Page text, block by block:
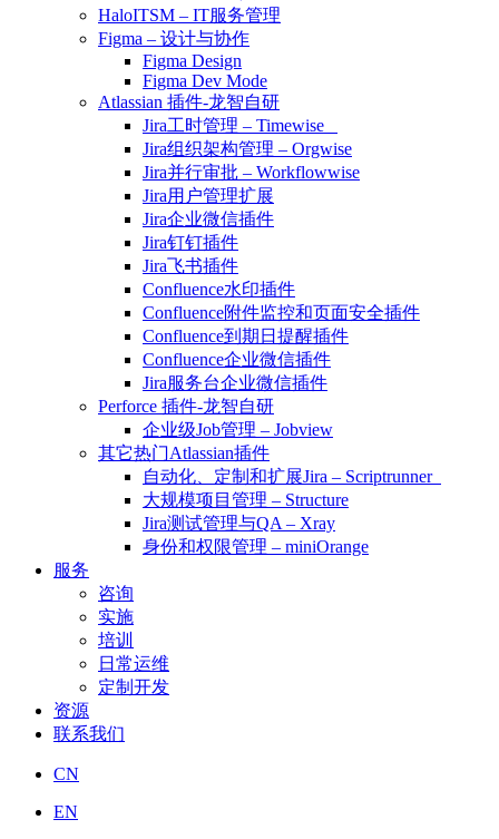
HaloITSM – IT服务管理
Figma – 设计与协作
Figma Design
Figma Dev Mode
Atlassian 插件-龙智自研
Jira工时管理 – Timewise
Jira组织架构管理 – Orgwise
Jira并行审批 – Workflowwise
Jira用户管理扩展
Jira企业微信插件
Jira钉钉插件
Jira飞书插件
Confluence水印插件
Confluence附件监控和页面安全插件
Confluence到期日提醒插件
Confluence企业微信插件
Jira服务台企业微信插件
Perforce 插件-龙智自研
企业级Job管理 – Jobview
其它热门Atlassian插件
自动化、定制和扩展Jira – Scriptrunner
大规模项目管理 – Structure
Jira测试管理与QA – Xray
身份和权限管理 – miniOrange
服务
咨询
实施
培训
日常运维
定制开发
资源
联系我们
CN
EN